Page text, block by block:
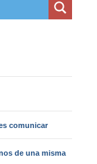
comunicar
de una misma